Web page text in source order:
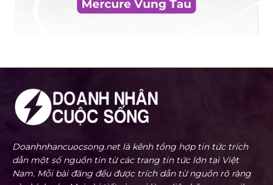
Doanhnhancuocsong.net là kênh tổng hợp tin tức trích
dẫn một số nguồn tin từ các trang tin tức lớn tại Việt
Nam. Mỗi bài đăng đều được trích dẫn từ nguồn rõ ràng